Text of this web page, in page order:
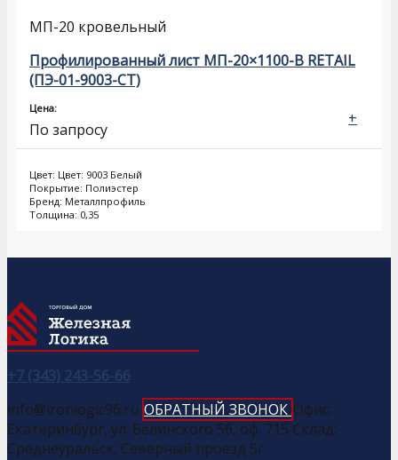
МП-20 кровельный
Профилированный лист МП-20×1100-B RETAIL
(ПЭ-01-9003-СТ)
Цена:
По запросу
Цвет: Цвет: 9003 Белый
Покрытие: Полиэстер
Бренд: Металлпрофиль
Толщина: 0,35
+
+7 (343) 243-56-66
info@ironlogic96.ru ОБРАТНЫЙ ЗВОНОК Офис:
Екатеринбург, ул. Белинского 56, оф. 715 Склад:
Среднеуральск, Северный проезд 5г